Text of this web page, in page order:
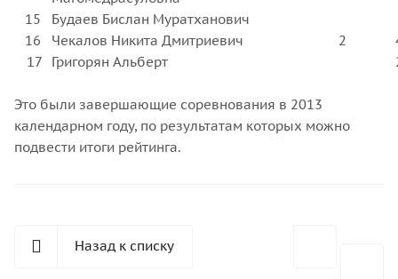
15
Будаев Бислан Муратханович
16
Чекалов Никита Дмитриевич 2
17
Григорян Альберт
Это были завершающие соревнования в 2013
календарном году, по результатам которых можно
подвести итоги рейтинга.
Назад к списку